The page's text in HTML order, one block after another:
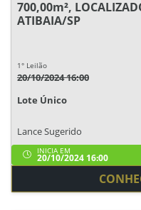
700,00m²,
ATIBAIA/SP
1° Leilão
20/10/2024 16:00
Lote Único
Lance Sugerido
INICIA EM
20/10/2024 16:00